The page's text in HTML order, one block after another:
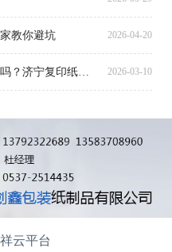
教你避坑 2026-04-20
复印纸厂家解析 2026-03-10
云平台